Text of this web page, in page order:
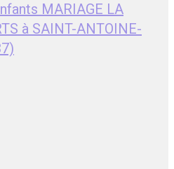
MARIAGE LA
à SAINT-ANTOINE-